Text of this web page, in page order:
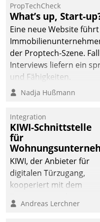
PropTechCheck
What’s up, Start-
Eine neue Website
der Proptech-Szene.
Interviews liefern ein
und Fähigkeiten.
Nadja Hußmann
Integration
KIWI-Schnittstelle
für
KIWI, der Anbieter für
digitalen Türzugang,
kooperiert mit dem
Andreas Lerchner